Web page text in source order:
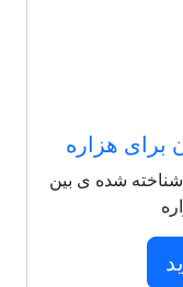
برای هزاره
نظیر از 125 شاعر شناخته شده ی بین